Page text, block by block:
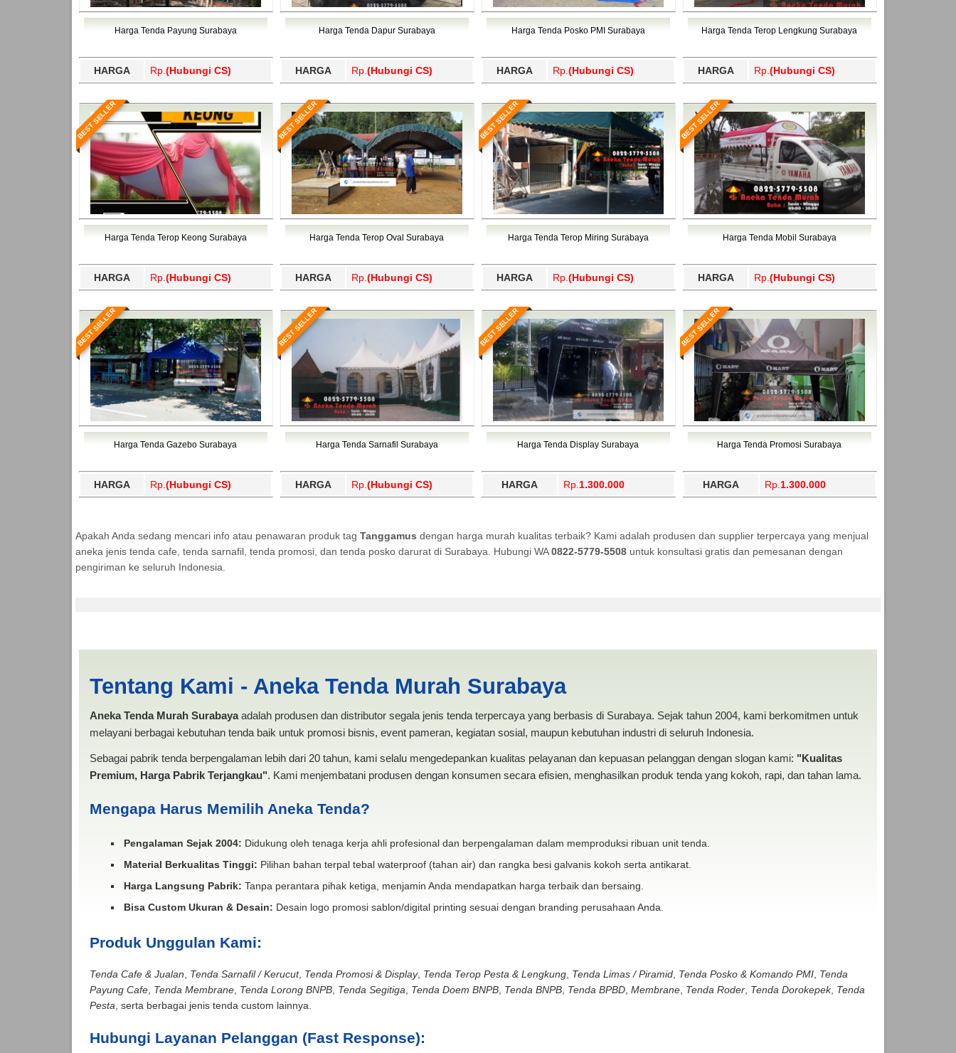
Harga Tenda Payung Surabaya
HARGA Rp. (Hubungi CS)
Harga Tenda Dapur Surabaya
HARGA Rp. (Hubungi CS)
Harga Tenda Posko PMI Surabaya
HARGA Rp. (Hubungi CS)
Harga Tenda Terop Lengkung Surabaya
HARGA Rp. (Hubungi CS)
BEST SELLER
Harga Tenda Terop Keong Surabaya
HARGA Rp. (Hubungi CS)
BEST SELLER
Harga Tenda Terop Oval Surabaya
HARGA Rp. (Hubungi CS)
BEST SELLER
Harga Tenda Terop Miring Surabaya
HARGA Rp. (Hubungi CS)
BEST SELLER
Harga Tenda Mobil Surabaya
HARGA Rp. (Hubungi CS)
BEST SELLER
Harga Tenda Gazebo Surabaya
HARGA Rp. (Hubungi CS)
BEST SELLER
Harga Tenda Sarnafil Surabaya
HARGA Rp. (Hubungi CS)
BEST SELLER
Harga Tenda Display Surabaya
HARGA Rp. 1.300.000
BEST SELLER
Harga Tenda Promosi Surabaya
HARGA Rp. 1.300.000
Apakah Anda sedang mencari info atau penawaran produk tag Tanggamus dengan harga murah kualitas terbaik? Kami adalah produsen dan supplier terpercaya yang menjual
aneka jenis tenda cafe, tenda sarnafil, tenda promosi, dan tenda posko darurat di Surabaya. Hubungi WA0822-5779-5508untuk konsultasi gratis dan pemesanan dengan
pengiriman ke seluruh Indonesia.
Tentang Kami - Aneka Tenda Murah Surabaya
Aneka Tenda Murah Surabayaadalah produsen dan distributor segala jenis tenda terpercaya yang berbasis di Surabaya. Sejak tahun 2004, kami berkomitmen untuk
melayani berbagai kebutuhan tenda baik untuk promosi bisnis, event pameran, kegiatan sosial, maupun kebutuhan industri di seluruh Indonesia.
Sebagai pabrik tenda berpengalaman lebih dari 20 tahun, kami selalu mengedepankan kualitas pelayanan dan kepuasan pelanggan dengan slogan kami: "Kualitas
Premium, Harga Pabrik Terjangkau". Kami menjembatani produsen dengan konsumen secara efisien, menghasilkan produk tenda yang kokoh, rapi, dan tahan lama.
Mengapa Harus Memilih Aneka Tenda?
Pengalaman Sejak 2004: Didukung oleh tenaga kerja ahli profesional dan berpengalaman dalam memproduksi ribuan unit tenda.
Material Berkualitas Tinggi: Pilihan bahan terpal tebal waterproof (tahan air) dan rangka besi galvanis kokoh serta antikarat.
Harga Langsung Pabrik: Tanpa perantara pihak ketiga, menjamin Anda mendapatkan harga terbaik dan bersaing.
Bisa Custom Ukuran & Desain: Desain logo promosi sablon/digital printing sesuai dengan branding perusahaan Anda.
Produk Unggulan Kami:
Tenda Cafe & Jualan Tenda Sarnafil / Kerucut, Tenda Promosi & Display, Tenda Terop Pesta & Lengkung, Tenda Limas / Piramid, Tenda Posko & Komando PMI, Tenda
Payung Cafe, Tenda Membrane, Tenda Lorong BNPB, Tenda Segitiga Tenda Doem BNPB, Tenda BNPB, Tenda BPBD, Membrane, Tenda Roder, Tenda Dorokepek, Tenda
Pesta , serta berbagai jenis tenda custom lainnya.
Hubungi Layanan Pelanggan (Fast Response):